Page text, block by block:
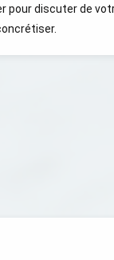
pour discuter de